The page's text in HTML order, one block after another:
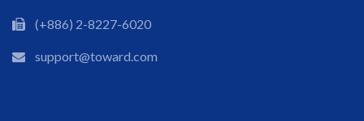
(+886) 2-8227-6020
support@toward.com